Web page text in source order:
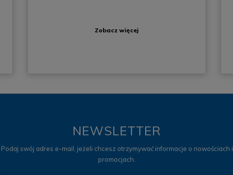
Zobacz więcej
NEWSLETTER
Podaj swój adres e-mail, jeżeli chcesz otrzymywać informacje o nowościach i
promocjach.